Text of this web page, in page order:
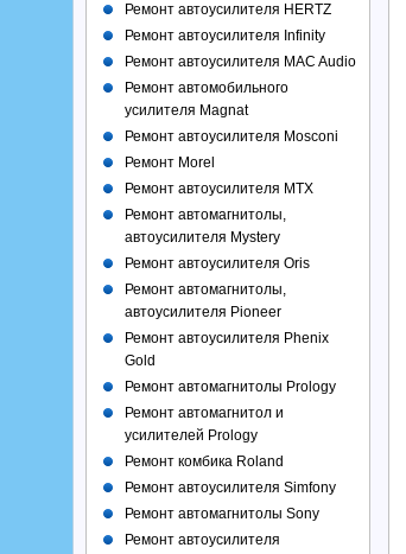
Ремонт автоусилителя HERTZ
Ремонт автоусилителя Infinity
Ремонт автоусилителя MAC Audio
Ремонт автомобильного
усилителя Magnat
Ремонт автоусилителя Mosconi
Ремонт Morel
Ремонт автоусилителя MTX
Ремонт автомагнитолы,
автоусилителя Mystery
Ремонт автоусилителя Oris
Ремонт автомагнитолы,
автоусилителя Pioneer
Ремонт автоусилителя Phenix
Gold
Ремонт автомагнитолы Prology
Ремонт автомагнитол и
усилителей Prology
Ремонт комбика Roland
Ремонт автоусилителя Simfony
Ремонт автомагнитолы Sony
Ремонт автоусилителя